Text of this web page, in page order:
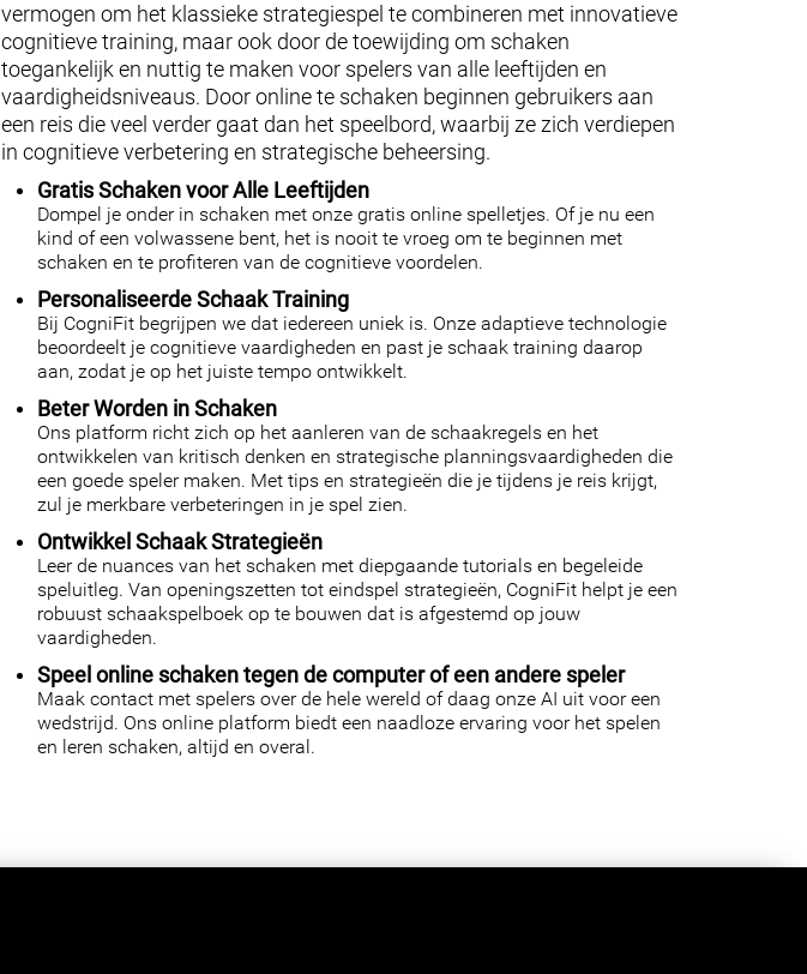
vermogen om het klassieke strategiespel te combineren met innovatieve
cognitieve training, maar ook door de toewijding om schaken
toegankelijk en nuttig te maken voor spelers van alle leeftijden en
vaardigheidsniveaus. Door online te schaken beginnen gebruikers aan
een reis die veel verder gaat dan het speelbord, waarbij ze zich verdiepen
in cognitieve verbetering en strategische beheersing.
Gratis Schaken voor Alle Leeftijden
Dompel je onder in schaken met onze gratis online spelletjes. Of je nu een
kind of een volwassene bent, het is nooit te vroeg om te beginnen met
schaken en te profiteren van de cognitieve voordelen.
Personaliseerde Schaak Training
Bij CogniFit begrijpen we dat iedereen uniek is. Onze adaptieve technologie
beoordeelt je cognitieve vaardigheden en past je schaak training daarop
aan, zodat je op het juiste tempo ontwikkelt.
Beter Worden in Schaken
Ons platform richt zich op het aanleren van de schaakregels en het
ontwikkelen van kritisch denken en strategische planningsvaardigheden die
een goede speler maken. Met tips en strategieën die je tijdens je reis krijgt,
zul je merkbare verbeteringen in je spel zien.
Ontwikkel Schaak Strategieën
Leer de nuances van het schaken met diepgaande tutorials en begeleide
speluitleg. Van openingszetten tot eindspel strategieën, CogniFit helpt je een
robuust schaakspelboek op te bouwen dat is afgestemd op jouw
vaardigheden.
Speel online schaken tegen de computer of een andere speler
Maak contact met spelers over de hele wereld of daag onze AI uit voor een
wedstrijd. Ons online platform biedt een naadloze ervaring voor het spelen
en leren schaken, altijd en overal.